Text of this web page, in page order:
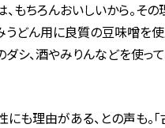
もちろんおいしいから。その
どん用に良質の豆味噌を
ダシ、酒やみりんなどを使っ
にも理由がある、との声も。